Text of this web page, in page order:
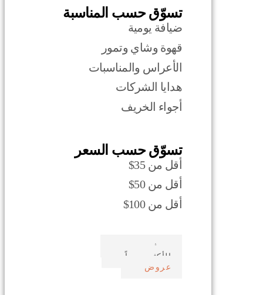
تسوّق حسب المناسبة
ضيافة يومية
قهوة وشاي وتمور
الأعراس والمناسبات
هدايا الشركات
أجواء الخريف
تسوّق حسب السعر
أقل من 35$
أقل من 50$
أقل من 100$
صدف بحري
الأكثر مبيعاً
عروض